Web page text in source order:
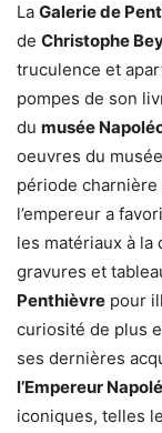
La Galerie de
de Christophe
truculence et
pompes de son
du musée
oeuvres du
période charnière
l’empereur a
les matériaux à
gravures et
Penthièvre pour
curiosité de plus
ses dernières
l’Empereur
iconiques, telles